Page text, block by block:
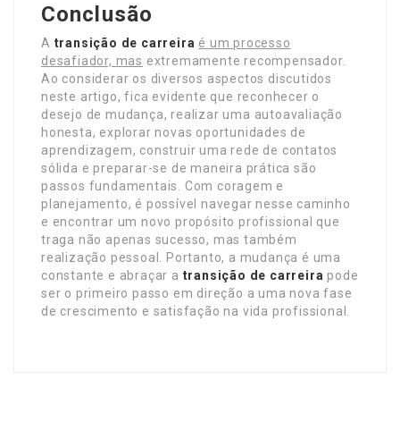
Conclusão
A transição de carreira é um processo
desafiador, mas extremamente recompensador.
Ao considerar os diversos aspectos discutidos
neste artigo, fica evidente que reconhecer o
desejo de mudança, realizar uma autoavaliação
honesta, explorar novas oportunidades de
aprendizagem, construir uma rede de contatos
sólida e preparar-se de maneira prática são
passos fundamentais. Com coragem e
planejamento, é possível navegar nesse caminho
e encontrar um novo propósito profissional que
traga não apenas sucesso, mas também
realização pessoal. Portanto, a mudança é uma
constante e abraçar a transição de carreira pode
ser o primeiro passo em direção a uma nova fase
de crescimento e satisfação na vida profissional.